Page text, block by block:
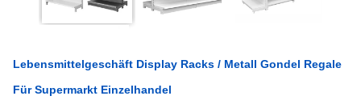
Lebensmittelgeschäft Display Racks / Metall Gondel Regale
Für Supermarkt Einzelhandel